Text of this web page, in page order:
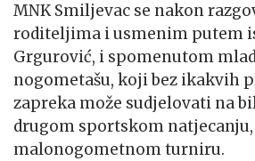
MNK Smiljevac se nakon
roditeljima i usmenim putem
Grgurović, i spomenutom
nogometašu, koji bez ikakvih
zapreka može sudjelovati na
drugom sportskom
malonogometnom turniru.